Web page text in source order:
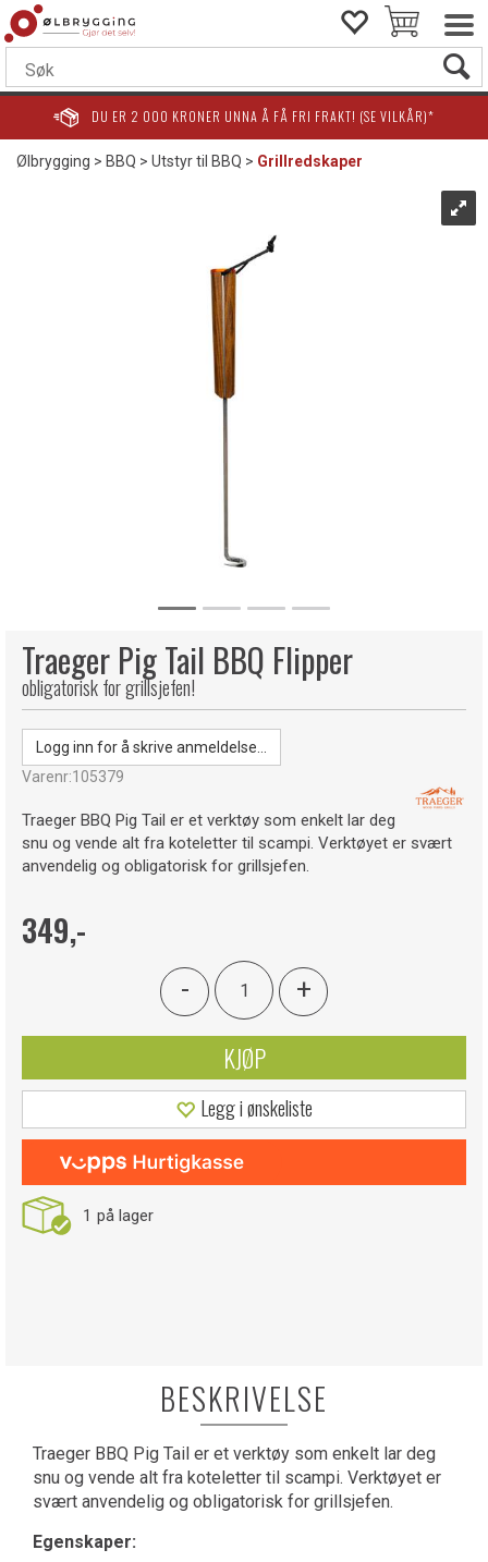
DU ER 2 000 KRONER UNNA Å FÅ FRI FRAKT! (SE VILKÅR)*
Ølbrygging>BBQ>Utstyr til BBQ>Grillredskaper
Traeger Pig Tail BBQ Flipper
obligatorisk for grillsjefen!
Logg inn for å skrive anmeldelse...
Varenr:105379
Traeger BBQ Pig Tail er et verktøy som enkelt lar deg
snu og vende alt fra koteletter til scampi. Verktøyet er svært
anvendelig og obligatorisk for grillsjefen.
349,-
- +
KJØP
Legg i ønskeliste
1 på lager
BESKRIVELSE
Traeger BBQ Pig Tail er et verktøy som enkelt lar deg
snu og vende alt fra koteletter til scampi. Verktøyet er
svært anvendelig og obligatorisk for grillsjefen.
Egenskaper: